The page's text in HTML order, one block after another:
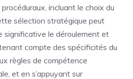
incluant le choix du
sélection stratégique peut
significative le déroulement et
compte des spécificités du
règles de compétence
et en s’appuyant sur